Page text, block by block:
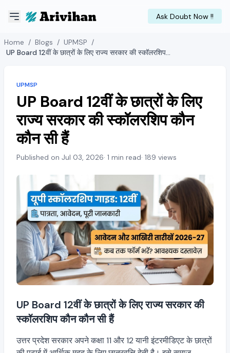
Ask Doubt Now !!
Home / Blogs / UPMSP /
UP Board 12वीं के छात्रों के लिए राज्य सरकार की स्कॉलरशिप कौन कौन सी हैं
UPMSP
UP Board 12वीं के छात्रों के लिए
राज्य सरकार की स्कॉलरशिप कौन
कौन सी हैं
Published on Jul 03, 2026· 1 min read· 189 views
UP Board 12वीं के छात्रों के लिए राज्य सरकार की
स्कॉलरशिप कौन कौन सी हैं
उत्तर प्रदेश सरकार अपने कक्षा 11 और 12 यानी इंटरमीडिएट के छात्रों